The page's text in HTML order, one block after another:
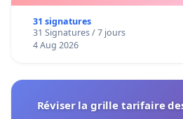
31 signatures
31 Signatures / 7 jours
4 Aug 2026
Réviser la grille tarifaire